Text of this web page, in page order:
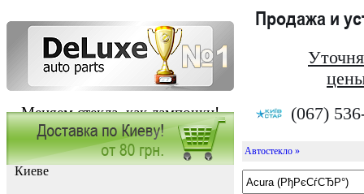
Меняем стекла, как лампочки!
Продажа и
(067)
Заказать установку автостекла в
Киеве
Автостекло »